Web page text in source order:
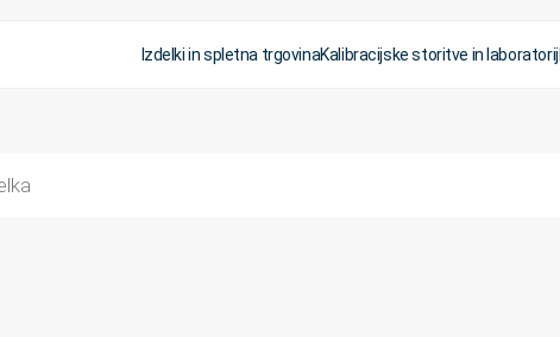
Izdelki in spletna trgovinaKalibracijske storitve in laboratorij